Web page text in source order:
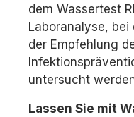
dem Wassertest
Laboranalyse,
der Empfehlung
untersucht
Lassen Sie mit